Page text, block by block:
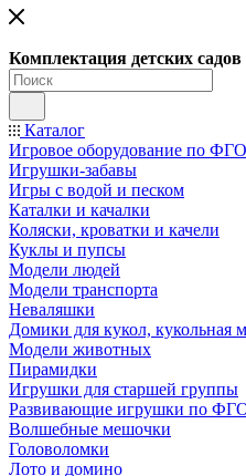
Комплектация детских
Каталог
Игровое оборудование по
Игрушки-забавы
Игры с водой и песком
Каталки и качалки
Коляски, кроватки и качели
Куклы и пупсы
Модели людей
Модели транспорта
Неваляшки
Домики для кукол, кукольная
Модели животных
Пирамидки
Игрушки для старшей группы
Развивающие игрушки по
Волшебные мешочки
Головоломки
Лото и домино